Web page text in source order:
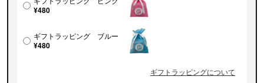
¥480
ギフトラッピング ブルー
¥480
ギフトラッピングについて